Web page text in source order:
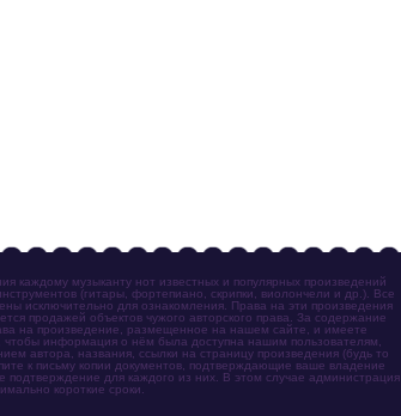
каждому музыканту нот известных и популярных произведений
(гитары, фортепиано, скрипки, виолончели и др.). Все
исключительно для ознакомления. Права на эти произведения
продажей объектов чужого авторского права. За содержание
на произведение, размещенное на нашем сайте, и имеете
чтобы информация о нём была доступна нашим пользователям,
автора, названия, ссылки на страницу произведения (будь то
к письму копии документов, подтверждающие ваше владение
подтверждение для каждого из них. В этом случае администрация
короткие сроки.